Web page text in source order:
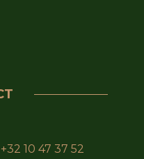
+32 10 47 37 52